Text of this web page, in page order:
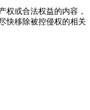
权或合法权益的内容，
快移除被控侵权的相关